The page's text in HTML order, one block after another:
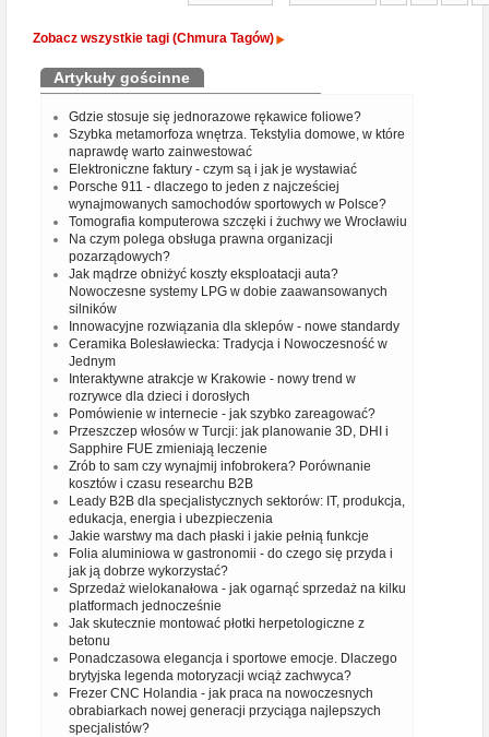
Zobacz wszystkie tagi (Chmura Tagów)
Artykuły gościnne
Gdzie stosuje się jednorazowe rękawice foliowe?
Szybka metamorfoza wnętrza. Tekstylia domowe, w które
naprawdę warto zainwestować
Elektroniczne faktury - czym są i jak je wystawiać
Porsche 911 - dlaczego to jeden z najcześciej
wynajmowanych samochodów sportowych w Polsce?
Tomografia komputerowa szczęki i żuchwy we Wrocławiu
Na czym polega obsługa prawna organizacji
pozarządowych?
Jak mądrze obniżyć koszty eksploatacji auta?
Nowoczesne systemy LPG w dobie zaawansowanych
silników
Innowacyjne rozwiązania dla sklepów - nowe standardy
Ceramika Bolesławiecka: Tradycja i Nowoczesność w
Jednym
Interaktywne atrakcje w Krakowie - nowy trend w
rozrywce dla dzieci i dorosłych
Pomówienie w internecie - jak szybko zareagować?
Przeszczep włosów w Turcji: jak planowanie 3D, DHI i
Sapphire FUE zmieniają leczenie
Zrób to sam czy wynajmij infobrokera? Porównanie
kosztów i czasu researchu B2B
Leady B2B dla specjalistycznych sektorów: IT, produkcja,
edukacja, energia i ubezpieczenia
Jakie warstwy ma dach płaski i jakie pełnią funkcje
Folia aluminiowa w gastronomii - do czego się przyda i
jak ją dobrze wykorzystać?
Sprzedaż wielokanałowa - jak ogarnąć sprzedaż na kilku
platformach jednocześnie
Jak skutecznie montować płotki herpetologiczne z
betonu
Ponadczasowa elegancja i sportowe emocje. Dlaczego
brytyjska legenda motoryzacji wciąż zachwyca?
Frezer CNC Holandia - jak praca na nowoczesnych
obrabiarkach nowej generacji przyciąga najlepszych
specjalistów?